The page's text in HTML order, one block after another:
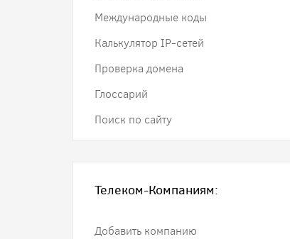
Международные коды
Калькулятор IP-сетей
Проверка домена
Глоссарий
Поиск по сайту
Телеком-Компаниям:
Добавить компанию